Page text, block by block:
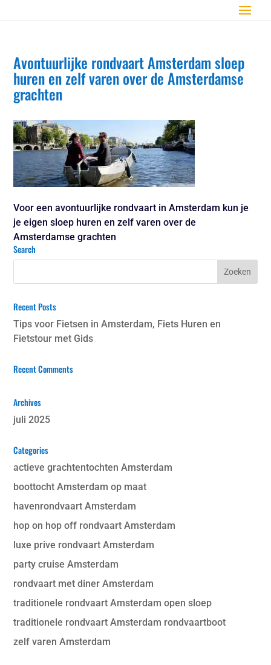
Avontuurlijke rondvaart Amsterdam sloep
huren en zelf varen over de Amsterdamse
grachten
Voor een avontuurlijke rondvaart in Amsterdam kun je
je eigen sloep huren en zelf varen over de
Amsterdamse grachten
Search
Recent Posts
Tips voor Fietsen in Amsterdam, Fiets Huren en
Fietstour met Gids
Recent Comments
Archives
juli 2025
Categories
actieve grachtentochten Amsterdam
boottocht Amsterdam op maat
havenrondvaart Amsterdam
hop on hop off rondvaart Amsterdam
luxe prive rondvaart Amsterdam
party cruise Amsterdam
rondvaart met diner Amsterdam
traditionele rondvaart Amsterdam open sloep
traditionele rondvaart Amsterdam rondvaartboot
zelf varen Amsterdam